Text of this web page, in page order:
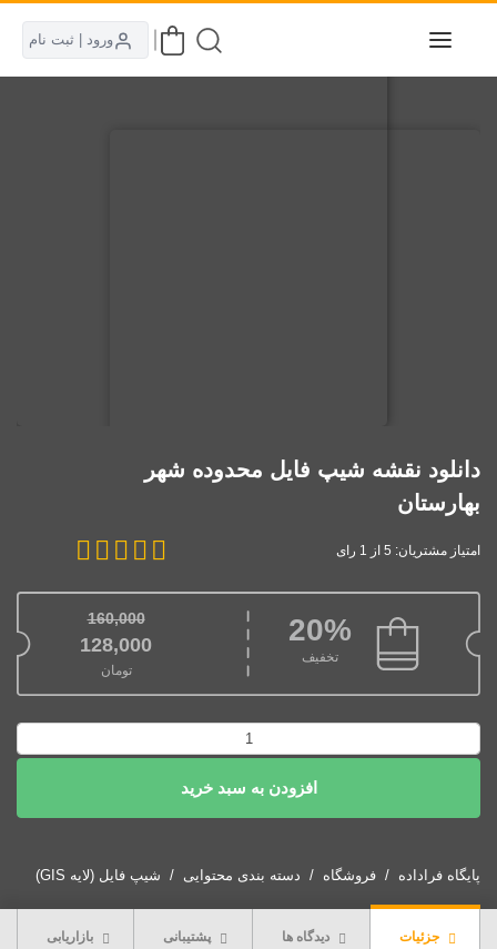
ورود | ثبت نام
دانلود نقشه شیپ فایل محدوده شهر
بهارستان
امتیاز مشتریان: 5 از 1 رای
20%
تخفیف
160,000
قیمت اصلی: 160,000تومان بود.
128,000
تومان
قیمت فعلی: 128,000تومان.
نقشه
فایل
شهر
افزودن به سبد خرید
پایگاه فراداده فروشگاه دسته بندی محتوایی شیپ فایل (لایه GIS)
جزئیات دیدگاه ها پشتیبانی بازاریابی